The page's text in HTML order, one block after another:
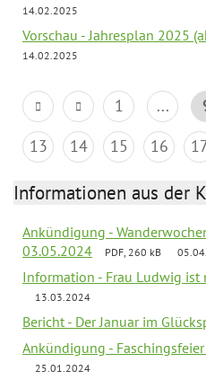
14.02.2025
Vorschau - Jahresplan 2025
14.02.2025
1 ...
13
14 15 16
Informationen aus der
Ankündigung -
03.05.2024
PDF, 260 kB
Information - Frau Ludwig ist
13.03.2024
Bericht - Der Januar im
Ankündigung -
25.01.2024